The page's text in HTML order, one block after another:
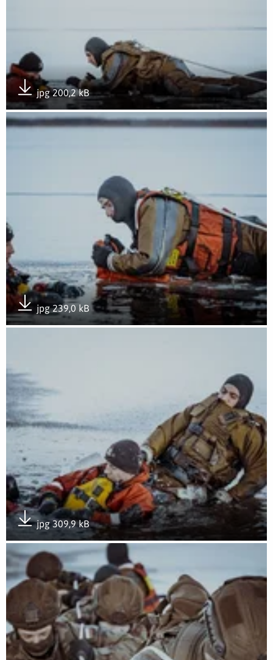
jpg 200,2 kB
Pobierz załącznik
Otwórz załącznik Kurs zapobiegania hipotermii
jpg 239,0 kB
Pobierz załącznik
jpg 309,9 kB
Pobierz załącznik
Otwórz załącznik Kurs zapobiegania hipotermii